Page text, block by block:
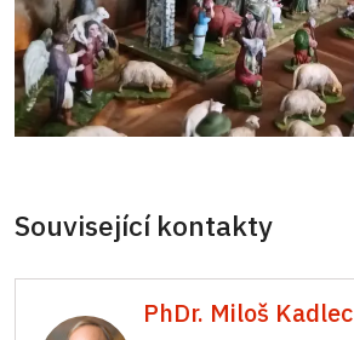
Související kontakty
PhDr. Miloš Kadlec